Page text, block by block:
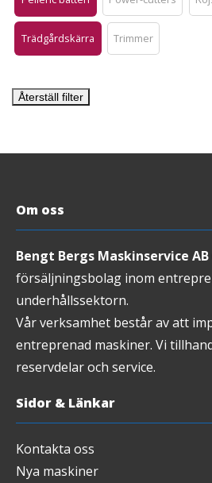
Trädgårdskärra Trimmer
Återställ filter
Om oss
Bengt Bergs Maskinservice AB
försäljningsbolag inom
underhållssektorn.
Vår verksamhet består av att
entreprenad maskiner. Vi
reservdelar och service.
Sidor & Länkar
Kontakta oss
Nya maskiner